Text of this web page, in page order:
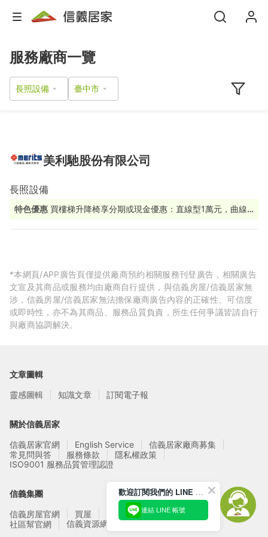
服務廠商一覽
長照設備
美利馳股份有限公司
長照設備
特色優惠 買樓梯升降椅享分期或現金優惠：直線型1萬元，曲線
*本網頁/APP廣告頁僅提供廠商預約相關服務刊登廣告，相關廣告
文宣及其商品或服務均由廠商自行提供，與信義房屋/信義居家無
涉，信義房屋/信義居家無法擔保廠商廣告內容的正確性、可信度
或即時性，亦不為其商品、服務品質負責，所生任何爭議皆請自行
與廠商協調解決。
文章圖輯
靈感圖輯
知識文章 訂閱電子報
關於信義居家
信義居家官網
English Service
信義居家廠商募集
常見問與答
服務條款
隱私權政策
ISO9001 服務品質管理認證
信義集團
信義房屋官網
買屋 租屋
實價登錄
社區幫官網
信義資源網站
歡迎訂閱我們的 LINE 官方帳號
連結 LINE 帳號